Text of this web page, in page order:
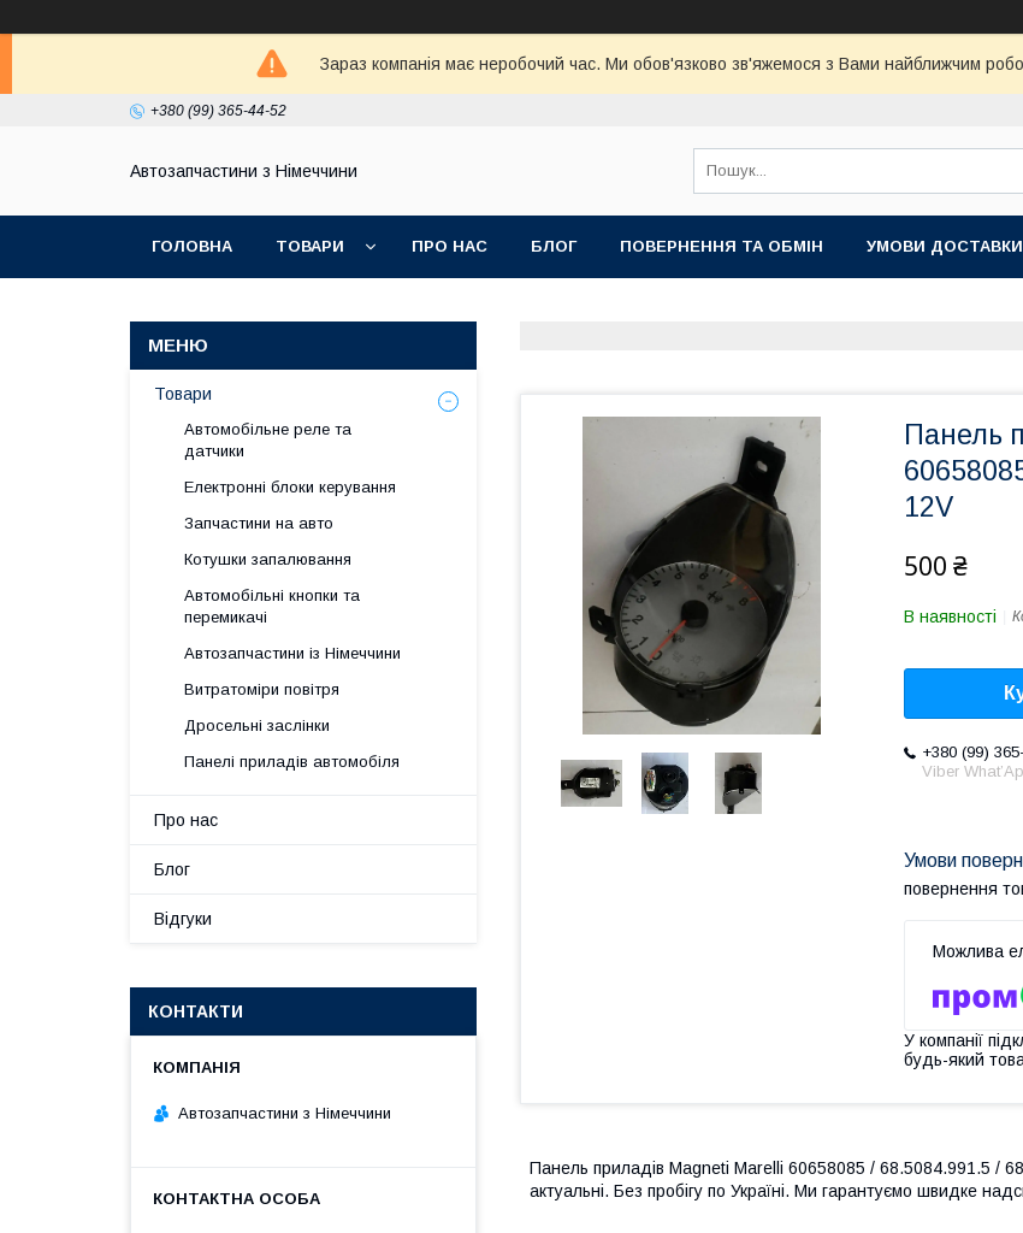
Зараз компанія має неробочий час. Ми обов'язково зв'яжемося з Вами найближчим
+380 (99) 365-44-52
Автозапчастини з Німеччини
ГОЛОВНА ТОВАРИ ПРО НАС БЛОГ ПОВЕРНЕННЯ ТА ОБМІН УМОВИ
Панель
12V
500 ₴
В наявності
+380 (99)
Viber
повернення
У компанії
будь-який
Панель приладів Magneti Marelli 60658085 / 68.5084.991.5 /
актуальні. Без пробігу по Україні. Ми гарантуємо швидке
Товари
Автомобільне реле та
датчики
Електронні блоки керування
Запчастини на авто
Котушки запалювання
Автомобільні кнопки та
перемикачі
Автозапчастини із Німеччини
Витратоміри повітря
Дросельні заслінки
Панелі приладів автомобіля
Про нас
Блог
Відгуки
КОНТАКТИ
Автозапчастини з Німеччини